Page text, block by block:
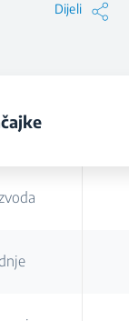
Dijeli